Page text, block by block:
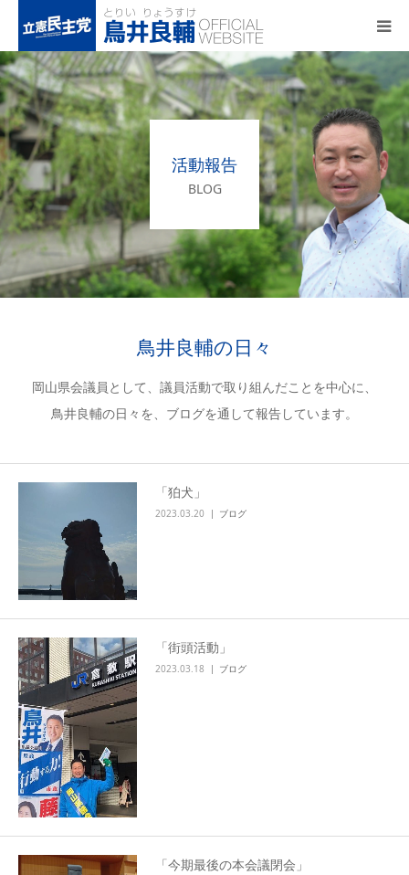
活動報告
BLOG
鳥井良輔の日々
岡山県会議員として、議員活動で取り組んだことを中心に、
鳥井良輔の日々を、ブログを通して報告しています。
「狛犬」
2023.03.20 ブログ
「街頭活動」
2023.03.18 ブログ
「今期最後の本会議閉会」
トップページ
基本政策
プロフィール
事務所アクセス
活動報告